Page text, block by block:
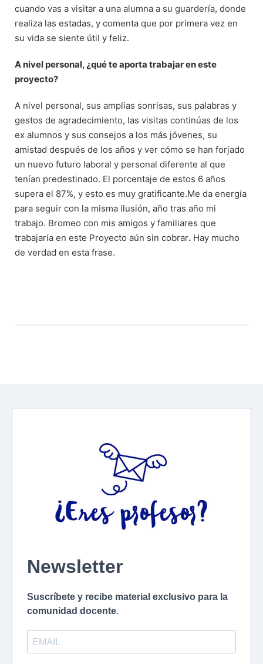
cuando vas a visitar a una alumna a su guardería, donde
realiza las estadas, y comenta que por primera vez en
su vida se siente útil y feliz.
A nivel personal, ¿qué te aporta trabajar en este
proyecto?
A nivel personal, sus amplias sonrisas, sus palabras y
gestos de agradecimiento, las visitas continúas de los
ex alumnos y sus consejos a los más jóvenes, su
amistad después de los años y ver cómo se han forjado
un nuevo futuro laboral y personal diferente al que
tenían predestinado. El porcentaje de estos 6 años
supera el 87%, y esto es muy gratificante.Me da energía
para seguir con la misma ilusión, año tras año mi
trabajo. Bromeo con mis amigos y familiares que
trabajaría en este Proyecto aún sin cobrar. Hay mucho
de verdad en esta frase.